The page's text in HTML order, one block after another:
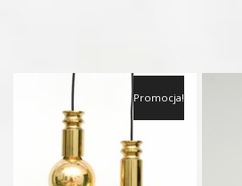
Promocja!